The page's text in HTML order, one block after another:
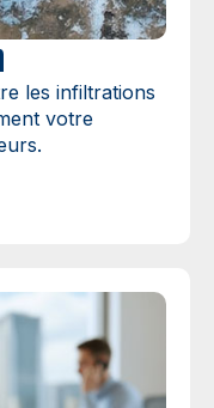
les infiltrations
votre